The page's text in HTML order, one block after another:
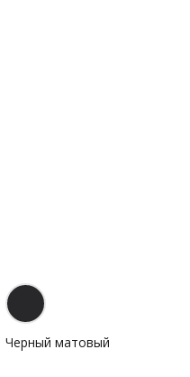
Черный матовый